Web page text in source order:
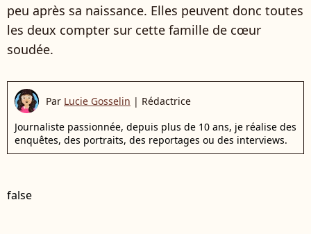
peu après sa naissance. Elles peuvent donc toutes
les deux compter sur cette famille de cœur
soudée.
Par Lucie Gosselin | Rédactrice
Journaliste passionnée, depuis plus de 10 ans, je réalise des
enquêtes, des portraits, des reportages ou des interviews.
false